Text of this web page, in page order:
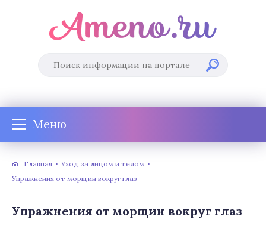
Меню
Главная
Уход за лицом и телом
Упражнения от морщин вокруг глаз
Упражнения от морщин вокруг глаз